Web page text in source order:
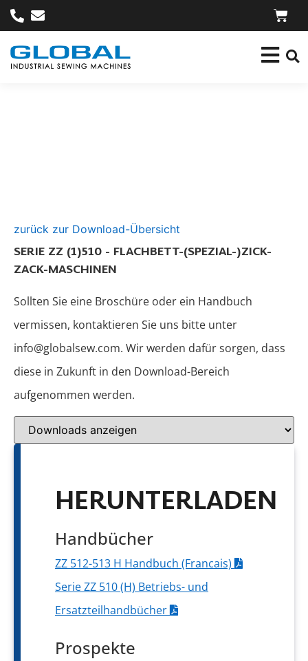
zurück zur Download-Übersicht
SERIE ZZ (1)510 - FLACHBETT-(SPEZIAL-)ZICK-
ZACK-MASCHINEN
Sollten Sie eine Broschüre oder ein Handbuch
vermissen, kontaktieren Sie uns bitte unter
info@globalsew.com. Wir werden dafür sorgen, dass
diese in Zukunft in den Download-Bereich
aufgenommen werden.
HERUNTERLADEN
Handbücher
ZZ 512-513 H Handbuch (Francais)
Serie ZZ 510 (H) Betriebs- und
Ersatzteilhandbücher
Prospekte